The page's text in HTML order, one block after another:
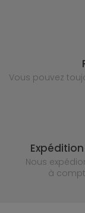
Vous pouvez
Nous
à